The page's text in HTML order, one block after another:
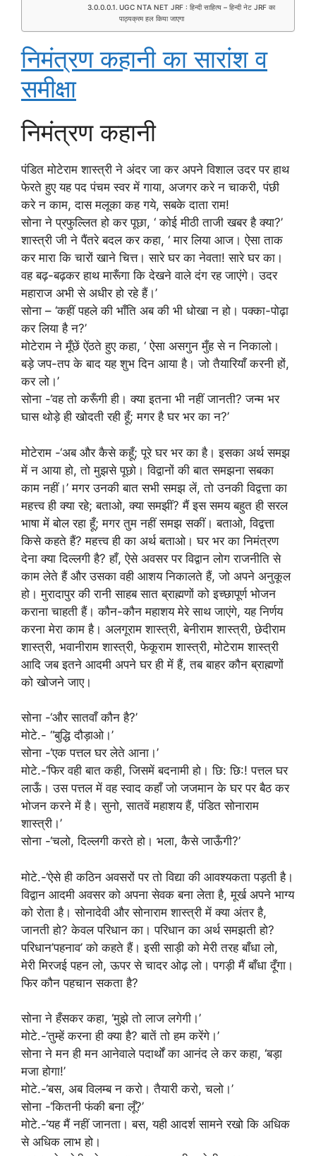
UGC NTA NET JRF : हिन्दी साहित्य – हिन्दी नेट JRF का
पाठ्यक्रम हल किया जाएगा
निमंत्रण कहानी का सारांश व
समीक्षा
निमंत्रण कहानी
पंडित मोटेराम शास्त्री ने अंदर जा कर अपने विशाल उदर पर हाथ
फेरते हुए यह पद पंचम स्वर में गाया, अजगर करे न चाकरी, पंछी
करे न काम, दास मलूका कह गये, सबके दाता राम!
सोना ने प्रफुल्लित हो कर पूछा, ‘ कोई मीठी ताजी खबर है क्या?’
शास्त्री जी ने पैंतरे बदल कर कहा, ‘ मार लिया आज। ऐसा ताक
कर मारा कि चारों खाने चित्त। सारे घर का नेवता! सारे घर का।
वह बढ़-बढ़कर हाथ मारूँगा कि देखने वाले दंग रह जाएंगे। उदर
महाराज अभी से अधीर हो रहे हैं।’
सोना – ‘कहीं पहले की भाँति अब की भी धोखा न हो। पक्का-पोढ़ा
कर लिया है न?’
मोटेराम ने मूँछें ऐंठते हुए कहा, ‘ ऐसा असगुन मुँह से न निकालो।
बड़े जप-तप के बाद यह शुभ दिन आया है। जो तैयारियाँ करनी हों,
कर लो।’
सोना -‘वह तो करूँगी ही। क्या इतना भी नहीं जानती? जन्म भर
घास थोड़े ही खोदती रही हूँ; मगर है घर भर का न?’
मोटेराम -‘अब और कैसे कहूँ; पूरे घर भर का है। इसका अर्थ समझ
में न आया हो, तो मुझसे पूछो। विद्वानों की बात समझना सबका
काम नहीं।’ मगर उनकी बात सभी समझ लें, तो उनकी विद्वत्ता का
महत्त्व ही क्या रहे; बताओ, क्या समझीं? मैं इस समय बहुत ही सरल
भाषा में बोल रहा हूँ; मगर तुम नहीं समझ सकीं। बताओ, विद्वत्ता
किसे कहते हैं? महत्त्व ही का अर्थ बताओ। घर भर का निमंत्रण
देना क्या दिल्लगी है? हाँ, ऐसे अवसर पर विद्वान लोग राजनीति से
काम लेते हैं और उसका वही आशय निकालते हैं, जो अपने अनुकूल
हो। मुरादापुर की रानी साहब सात ब्राह्मणों को इच्छापूर्ण भोजन
कराना चाहती हैं। कौन-कौन महाशय मेरे साथ जाएंगे, यह निर्णय
करना मेरा काम है। अलगूराम शास्त्री, बेनीराम शास्त्री, छेदीराम
शास्त्री, भवानीराम शास्त्री, फेकूराम शास्त्री, मोटेराम शास्त्री
आदि जब इतने आदमी अपने घर ही में हैं, तब बाहर कौन ब्राह्मणों
को खोजने जाए।
सोना -‘और सातवाँ कौन है?’
मोटे.- “बुद्धि दौड़ाओ।’
सोना -‘एक पत्तल घर लेते आना।’
मोटे.-‘फिर वही बात कही, जिसमें बदनामी हो। छि: छि:! पत्तल घर
लाऊँ। उस पत्तल में वह स्वाद कहाँ जो जजमान के घर पर बैठ कर
भोजन करने में है। सुनो, सातवें महाशय हैं, पंडित सोनाराम
शास्त्री।’
सोना -‘चलो, दिल्लगी करते हो। भला, कैसे जाऊँगी?’
मोटे.-‘ऐसे ही कठिन अवसरों पर तो विद्या की आवश्यकता पड़ती है।
विद्वान आदमी अवसर को अपना सेवक बना लेता है, मूर्ख अपने भाग्य
को रोता है। सोनादेवी और सोनाराम शास्त्री में क्या अंतर है,
जानती हो? केवल परिधान का। परिधान का अर्थ समझती हो?
परिधान’पहनाव’ को कहते हैं। इसी साड़ी को मेरी तरह बाँधा लो,
मेरी मिरजई पहन लो, ऊपर से चादर ओढ़ लो। पगड़ी मैं बाँधा दूँगा।
फिर कौन पहचान सकता है?
सोना ने हँसकर कहा, ‘मुझे तो लाज लगेगी।’
मोटे.-‘तुम्हें करना ही क्या है? बातें तो हम करेंगे।’
सोना ने मन ही मन आनेवाले पदार्थों का आनंद ले कर कहा, ‘बड़ा
मजा होगा!’
मोटे.-‘बस, अब विलम्ब न करो। तैयारी करो, चलो।’
सोना -‘कितनी फंकी बना लूँ?’
मोटे.-‘यह मैं नहीं जानता। बस, यही आदर्श सामने रखो कि अधिक
से अधिक लाभ हो।